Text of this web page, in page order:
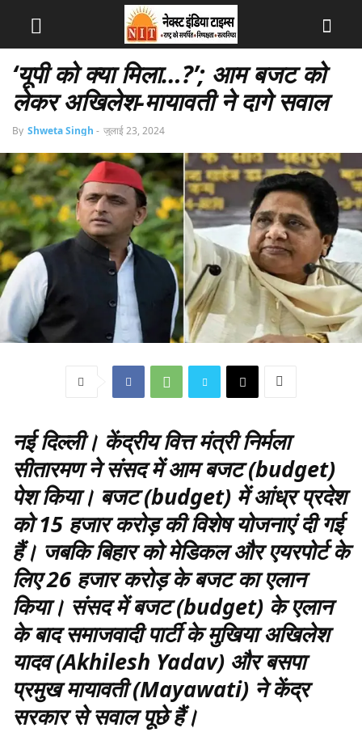
‘यूपी को क्या मिला…?’; आम बजट को
लेकर अखिलेश-मायावती ने दागे सवाल
By Shweta Singh - जुलाई 23, 2024
नई दिल्ली। केंद्रीय वित्त मंत्री निर्मला
सीतारमण ने संसद में आम बजट (budget)
पेश किया। बजट (budget) में आंध्र प्रदेश
को 15 हजार करोड़ की विशेष योजनाएं दी गई
हैं। जबकि बिहार को मेडिकल और एयरपोर्ट के
लिए 26 हजार करोड़ के बजट का एलान
किया। संसद में बजट (budget) के एलान
के बाद समाजवादी पार्टी के मुखिया अखिलेश
यादव (Akhilesh Yadav) और बसपा
प्रमुख मायावती (Mayawati) ने केंद्र
सरकार से सवाल पूछे हैं।